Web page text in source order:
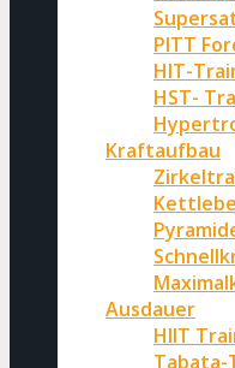
PITT
HIT-
HST-
Kraftaufbau
Ausdauer
HIIT
Tabata-